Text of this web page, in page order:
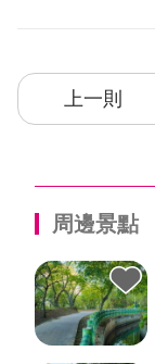
上一則
周邊景點